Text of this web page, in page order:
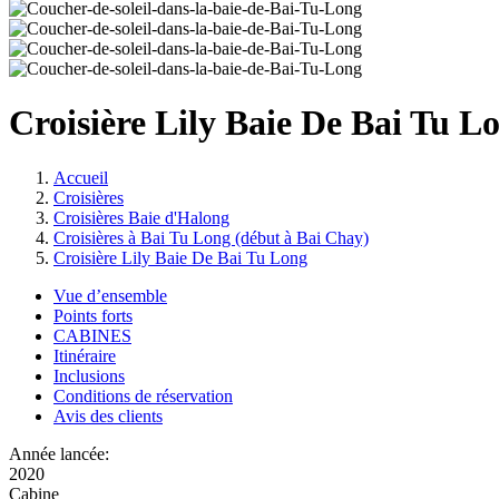
Croisière Lily Baie De Bai Tu
Accueil
Croisières
Croisières Baie d'Halong
Croisières à Bai Tu Long (début à Bai Chay)
Croisière Lily Baie De Bai Tu Long
Vue d’ensemble
Points forts
CABINES
Itinéraire
Inclusions
Conditions de réservation
Avis des clients
Année lancée:
2020
Cabine